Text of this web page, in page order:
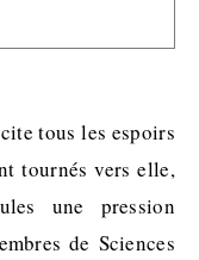
tous les espoirs
tournés vers elle,
une pression
de Sciences